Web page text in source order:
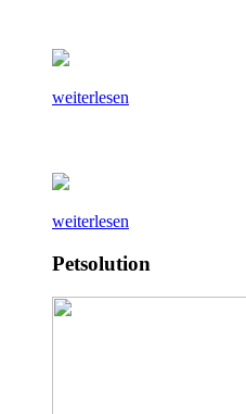
weiterlesen
weiterlesen
Petsolution